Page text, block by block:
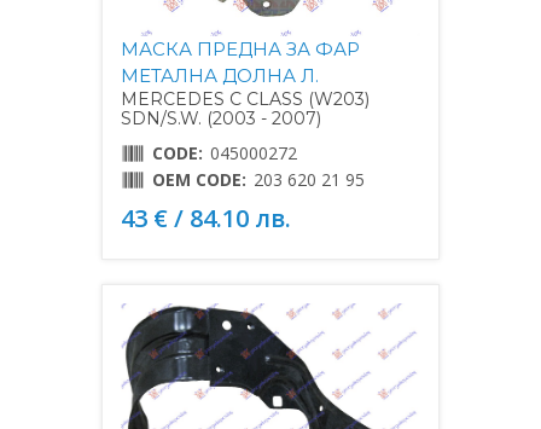
МАСКА ПРЕДНА ЗА ФАР
МЕТАЛНА ДОЛНА Л.
MERCEDES C CLASS (W203)
SDN/S.W. (2003 - 2007)
CODE: 045000272
OEM CODE: 203 620 21 95
43 € / 84.10 лв.